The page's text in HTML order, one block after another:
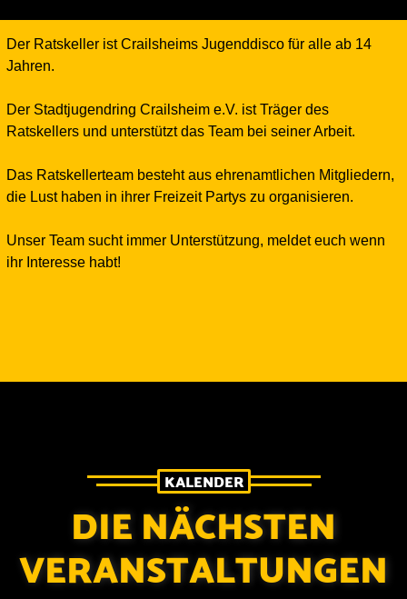
Der Ratskeller ist Crailsheims Jugenddisco für alle ab 14
Jahren.
Der Stadtjugendring Crailsheim e.V. ist Träger des
Ratskellers und unterstützt das Team bei seiner Arbeit.
Das Ratskellerteam besteht aus ehrenamtlichen Mitgliedern,
die Lust haben in ihrer Freizeit Partys zu organisieren.
Unser Team sucht immer Unterstützung, meldet euch wenn
ihr Interesse habt!
KALENDER
DIE NÄCHSTEN
VERANSTALTUNGEN